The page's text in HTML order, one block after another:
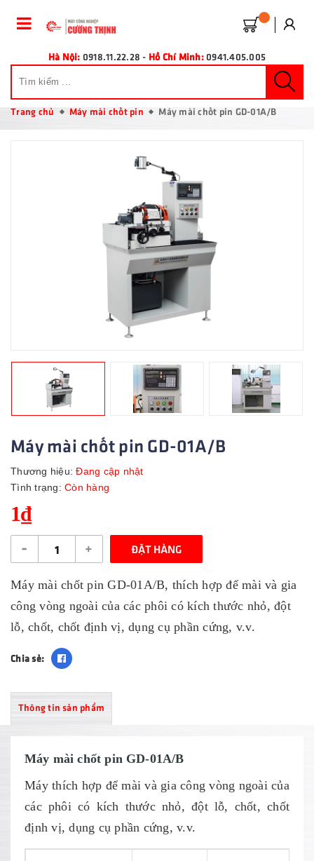
Hà Nội: 0918.11.22.28 - Hồ Chí Minh: 0941.405.005
Trang chủ Máy mài chốt pin Máy mài chốt pin GD-01A/B
Máy mài chốt pin GD-01A/B
Thương hiệu: Đang cập nhật
Tình trạng: Còn hàng
1₫
- + ĐẶT HÀNG
Máy mài chốt pin GD-01A/B, thích hợp để mài và gia
công vòng ngoài của các phôi có kích thước nhỏ, đột
lỗ, chốt, chốt định vị, dụng cụ phần cứng, v.v.
Chia sẻ:
Thông tin sản phẩm
Máy mài chốt pin GD-01A/B
Máy thích hợp để mài và gia công vòng ngoài của
các phôi có kích thước nhỏ, đột lỗ, chốt, chốt
định vị, dụng cụ phần cứng, v.v.